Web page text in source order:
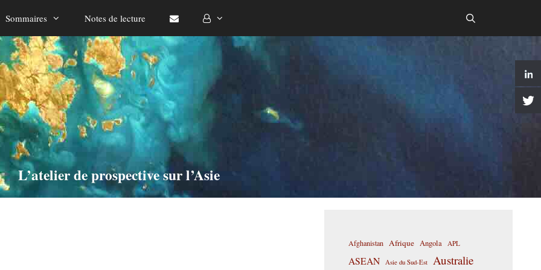
Sommaires Notes de lecture
L’atelier de prospective sur l’Asie
Afghanistan Afrique Angola APL
ASEAN Asie du Sud-Est Australie